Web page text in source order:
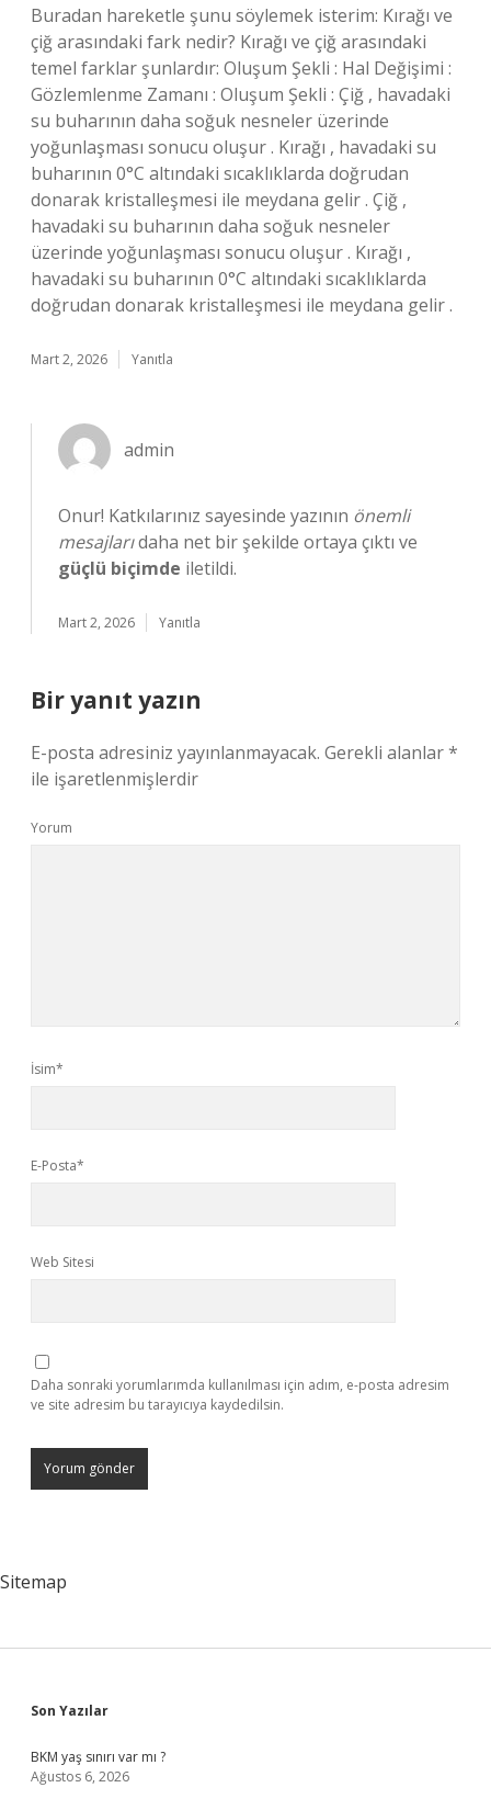
Buradan hareketle şunu söylemek isterim: Kırağı ve
çiğ arasındaki fark nedir? Kırağı ve çiğ arasındaki
temel farklar şunlardır: Oluşum Şekli : Hal Değişimi :
Gözlemlenme Zamanı : Oluşum Şekli : Çiğ , havadaki
su buharının daha soğuk nesneler üzerinde
yoğunlaşması sonucu oluşur . Kırağı , havadaki su
buharının 0°C altındaki sıcaklıklarda doğrudan
donarak kristalleşmesi ile meydana gelir . Çiğ ,
havadaki su buharının daha soğuk nesneler
üzerinde yoğunlaşması sonucu oluşur . Kırağı ,
havadaki su buharının 0°C altındaki sıcaklıklarda
doğrudan donarak kristalleşmesi ile meydana gelir .
Mart 2, 2026 Yanıtla
admin
Onur! Katkılarınız sayesinde yazının önemli
mesajlarıdaha net bir şekilde ortaya çıktı ve
güçlü biçimde iletildi.
Mart 2, 2026 Yanıtla
Bir yanıt yazın
E-posta adresiniz yayınlanmayacak. Gerekli alanlar*
ile işaretlenmişlerdir
Yorum
İsim*
E-Posta*
Web Sitesi
Daha sonraki yorumlarımda kullanılması için adım, e-posta adresim
ve site adresim bu tarayıcıya kaydedilsin.
Sitemap
Sidebar
Son Yazılar
BKM yaş sınırı var mı ?
Ağustos 6, 2026